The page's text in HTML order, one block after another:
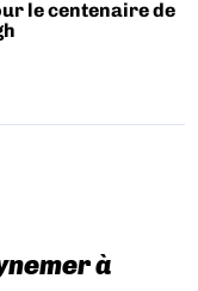
le centenaire de
à